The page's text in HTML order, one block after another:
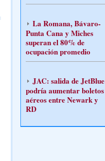
La Romana, Bávaro-
Punta Cana y Miches
superan el 80% de
ocupación promedio
JAC: salida de JetBlue
podría aumentar boletos
aéreos entre Newark y
RD